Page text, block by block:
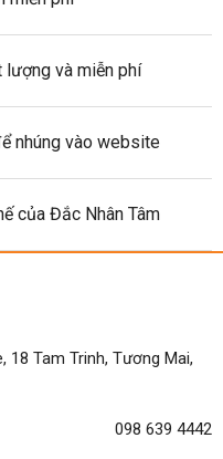
và miễn phí
nhúng vào website
của Đắc Nhân Tâm
18 Tam Trinh, Tương Mai,
098 639 4442